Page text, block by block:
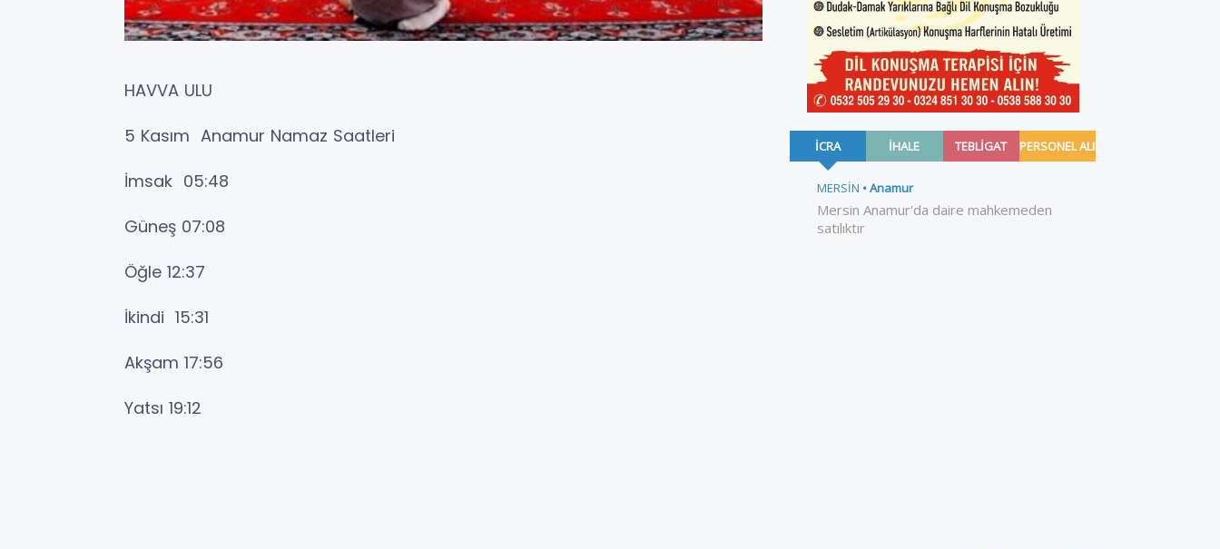
HAVVA ULU
5 Kasım Anamur Namaz Saatleri
İmsak 05:48
Güneş 07:08
Öğle 12:37
İkindi 15:31
Akşam 17:56
Yatsı 19:12